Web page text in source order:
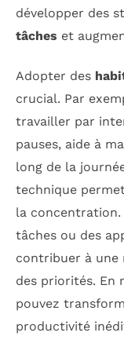
développer des
tâches et
Adopter des
crucial. Par
travailler par
pauses, aide à
long de la
technique
la concentration.
tâches ou des
contribuer à une
des priorités. En
pouvez
productivité